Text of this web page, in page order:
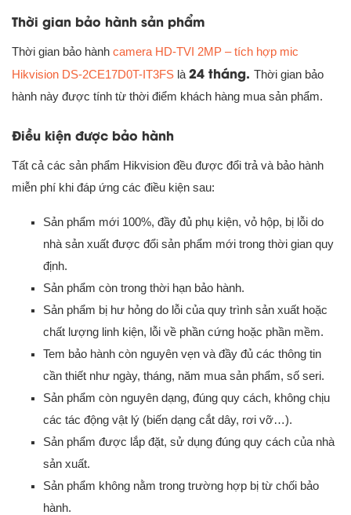
Thời gian bảo hành sản phẩm
Thời gian bảo hành camera HD-TVI 2MP – tích hợp mic
Hikvision DS-2CE17D0T-IT3FS là 24 tháng. Thời gian bảo
hành này được tính từ thời điểm khách hàng mua sản phẩm.
Điều kiện được bảo hành
Tất cả các sản phẩm Hikvision đều được đổi trả và bảo hành
miễn phí khi đáp ứng các điều kiện sau:
Sản phẩm mới 100%, đầy đủ phụ kiện, vỏ hộp, bị lỗi do
nhà sản xuất được đổi sản phẩm mới trong thời gian quy
định.
Sản phẩm còn trong thời hạn bảo hành.
Sản phẩm bị hư hỏng do lỗi của quy trình sản xuất hoặc
chất lượng linh kiện, lỗi về phần cứng hoặc phần mềm.
Tem bảo hành còn nguyên vẹn và đầy đủ các thông tin
cần thiết như ngày, tháng, năm mua sản phẩm, số seri.
Sản phẩm còn nguyên dạng, đúng quy cách, không chịu
các tác động vật lý (biến dạng cắt dây, rơi vỡ…).
Sản phẩm được lắp đặt, sử dụng đúng quy cách của nhà
sản xuất.
Sản phẩm không nằm trong trường hợp bị từ chối bảo
hành.